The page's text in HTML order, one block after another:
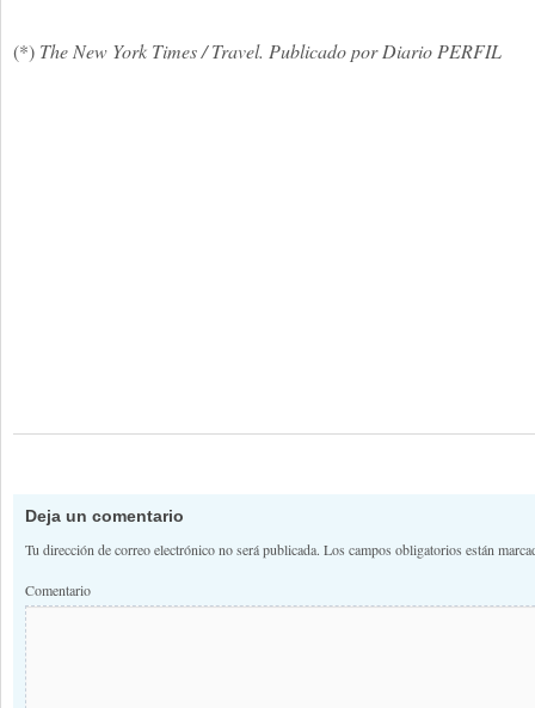
(*) The New York Times / Travel. Publicado por Diario PERFIL
Deja un comentario
Tu dirección de correo electrónico no será publicada. Los campos obligatorios están
Comentario